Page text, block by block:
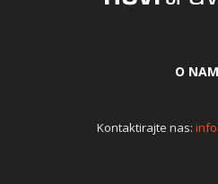
O
Kontaktirajte nas: